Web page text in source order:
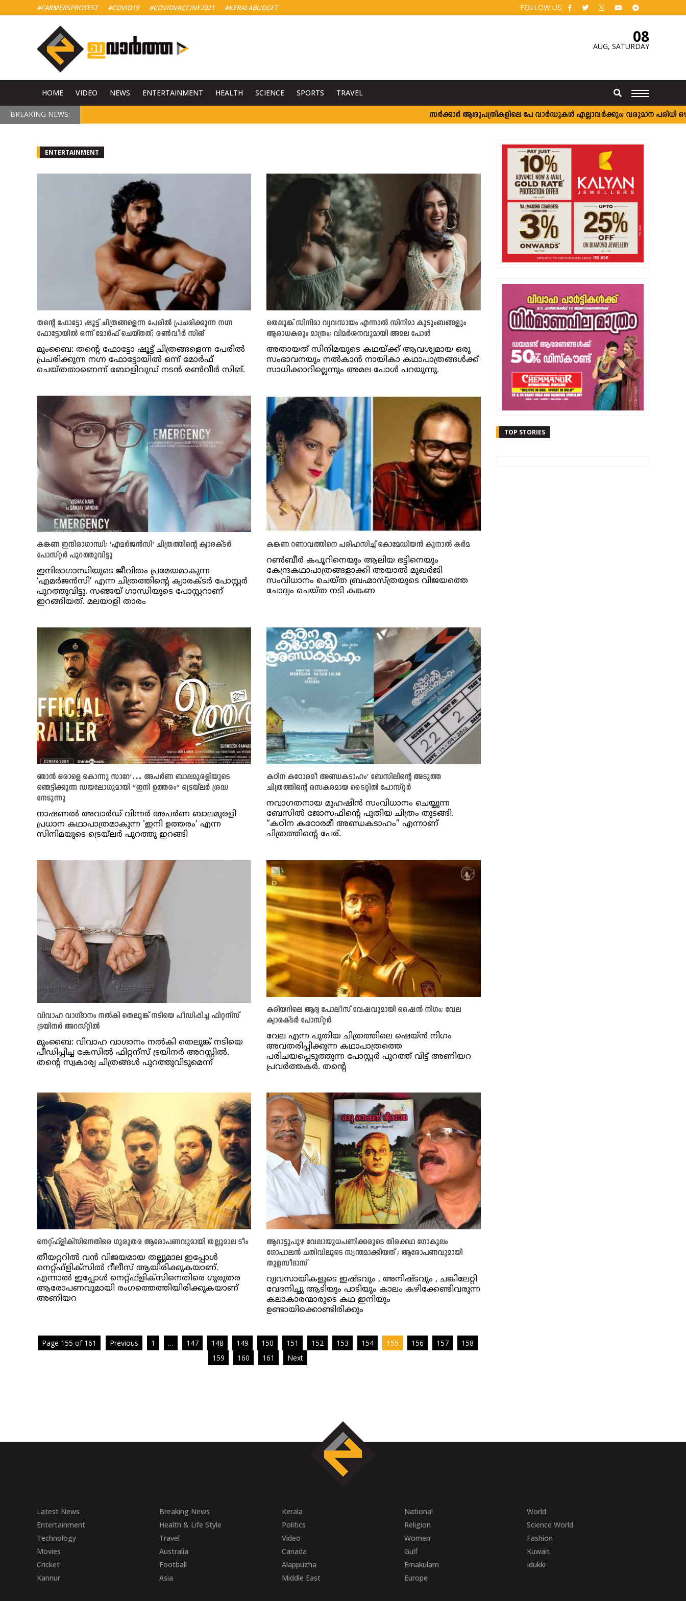
#FARMERSPROTEST #COVID19 #COVIDVACCINE2021 #KERALABUDGET FOLLOW US:
08
AUG, SATURDAY
HOME VIDEO NEWS ENTERTAINMENT HEALTH SCIENCE SPORTS TRAVEL
BREAKING NEWS: സർക്കാർ ആശുപത്രികളിലെ പേ വാർഡുകൾ എല്ലാവർക്കും; വരുമാന പരിധി ഒഴിവാക്കി
ENTERTAINMENT
തന്റെ ഫോട്ടോ ഷൂട്ട് ചിത്രങ്ങളെന്ന പേരില്‍ പ്രചരിക്കുന്ന ന​ഗ്ന
ഫോട്ടോയില്‍ ഒന്ന് മോര്‍ഫ് ചെയ്തത്; രണ്‍വീര്‍ സിങ്
മുംബൈ: തന്റെ ഫോട്ടോ ഷൂട്ട് ചിത്രങ്ങളെന്ന പേരില്‍
പ്രചരിക്കുന്ന ന​ഗ്ന ഫോട്ടോയില്‍ ഒന്ന് മോര്‍ഫ്
ചെയ്തതാണെന്ന് ബോളിവുഡ് നടന്‍ രണ്‍വീര്‍ സിങ്.
തെലുങ്ക് സിനിമാ വ്യവസായം എന്നാല്‍ സിനിമാ കുടുംബങ്ങളും
ആരാധകരും മാത്രം; വിമർശനവുമായി അമല പോൾ
അതായത് സിനിമയുടെ കഥയ്ക്ക് ആവശ്യമായ ഒരു
സംഭാവനയും നല്‍കാന്‍ നായികാ കഥാപാത്രങ്ങള്‍ക്ക്
സാധിക്കാറില്ലെന്നും അമല പോള്‍ പറയുന്നു.
കങ്കണ ഇന്ദിരാഗാന്ധി; ‘എമര്‍ജന്‍സി’ ചിത്രത്തിന്റെ ക്യാരക്ടര്‍
പോസ്റ്റര്‍ പുറത്തുവിട്ടു
ഇന്ദിരാഗാന്ധിയുടെ ജീവിതം പ്രമേയമാകുന്ന
‘എമര്‍ജന്‍സി’ എന്ന ചിത്രത്തിന്റെ ക്യാരക്ടര്‍ പോസ്റ്റര്‍
പുറത്തുവിട്ടു. സഞ്ജയ് ​ഗാന്ധിയുടെ പോസ്റ്ററാണ്
ഇറങ്ങിയത്. മലയാളി താരം
കങ്കണ റണാവത്തിനെ പരിഹസിച്ച്‌ കൊമേഡിയന്‍ കുനാല്‍ കര്‍മ
റണ്‍ബീര്‍ കപൂറിനെയും ആലിയ ഭട്ടിനെയും
കേന്ദ്രകഥാപാത്രങ്ങളാക്കി അയാല്‍ മുഖര്‍ജി
സംവിധാനം ചെയ്ത ബ്രഹ്മാസ്ത്രയുടെ വിജയത്തെ
ചോദ്യം ചെയ്ത നടി കങ്കണ
ഞാൻ ഒരാളെ കൊന്നു സാറേ’… അപർണ ബാലമുരളിയുടെ
ഞെട്ടിക്കുന്ന ഡയലോഗുമായി “ഇനി ഉത്തരം” ട്രെയ്‌ലർ ശ്രദ്ധ
നേടുന്നു
നാഷണൽ അവാർഡ് വിന്നർ അപർണ ബാലമുരളി
പ്രധാന കഥാപാത്രമാകുന്ന 'ഇനി ഉത്തരം' എന്ന
സിനിമയുടെ ട്രെയ്‌ലർ പുറത്തു ഇറങ്ങി
കഠിന കഠോരമീ അണ്ഡകടാഹം’ ബേസിലിന്റെ അടുത്ത
ചിത്രത്തിന്റെ രസകരമായ ടൈറ്റിൽ പോസ്റ്റർ
നവാഗതനായ മുഹഷിന്‍ സംവിധാനം ചെയ്യുന്ന
ബേസില്‍ ജോസഫിന്റെ പുതിയ ചിത്രം തുടങ്ങി.
“കഠിന കഠോരമീ അണ്ഡകടാഹം” എന്നാണ്
ചിത്രത്തിന്റെ പേര്.
വിവാഹ വാഗ്ദാനം നല്‍കി തെലുങ്ക് നടിയെ പീഡിപ്പിച്ച ഫിറ്റന്സ്
ട്രയിനര്‍ അറസ്റ്റില്‍
മുംബൈ: വിവാഹ വാഗ്ദാനം നല്‍കി തെലുങ്ക് നടിയെ
പീഡിപ്പിച്ച കേസില്‍ ഫിറ്റന്സ് ട്രയിനര്‍ അറസ്റ്റില്‍.
തന്‍റെ സ്വകാര്യ ചിത്രങ്ങള്‍ പുറത്തുവിടുമെന്ന്
കരിയറിലെ ആദ്യ പോലീസ് വേഷവുമായി ഷൈൻ നിഗം; വേല
ക്യാരക്ടർ പോസ്റ്റർ
വേല എന്ന പുതിയ ചിത്രത്തിലെ ഷെയ്ന്‍ നിഗം
അവതരിപ്പിക്കുന്ന കഥാപാത്രത്തെ
പരിചയപ്പെടുത്തുന്ന പോസ്റ്റര്‍ പുറത്ത് വിട്ട് അണിയറ
പ്രവര്‍ത്തകര്‍. തന്റെ
നെറ്റ്ഫ്ളിക്സിനെതിരെ ​ഗുരുതര ആരോപണവുമായി തല്ലുമാല ടീം
തീയറ്ററിൽ വൻ വിജയമായ തല്ലുമാല ഇപ്പോൾ
നെറ്റ്ഫ്ളിക്സില്‍ റീലീസ് ആയിരിക്കുകയാണ്.
എന്നാൽ ഇപ്പോള്‍ നെറ്റ്ഫ്ളിക്സിനെതിരെ ​ഗുരുതര
ആരോപണവുമായി രം​ഗത്തെത്തിയിരിക്കുകയാണ്
അണിയറ
ആറാട്ടുപുഴ വേലായുധപണിക്കരുടെ തിരക്കഥ ഗോകുലം
ഗോപാലൻ ചതിവിലൂടെ സ്വന്തമാക്കിയത് ; ആരോപണവുമായി
തുളസീദാസ്
വ്യവസായികളുടെ ഇഷ്ടവും , അനിഷ്ടവും , ചങ്കിലേറ്റി
വേദനിച്ചു ആടിയും പാടിയും കാലം കഴിക്കേണ്ടിവരുന്ന
കലാകാരന്മാരുടെ കഥ ഇനിയും
ഉണ്ടായിക്കൊണ്ടിരിക്കും
Page 155 of 161 Previous 1 … 147 148 149 150 151 152 153 154 155 156 157
158
159
160 161 Next
TOP STORIES
Latest News Breaking News Kerala National
World
Entertainment
Health & Life Style Politics Religion
Science World
Technology
Travel Video Women
Fashion
Movies
Australia Canada Gulf
Kuwait
Cricket
Football Alappuzha Ernakulam
Idukki
Kannur
Asia Middle East Europe